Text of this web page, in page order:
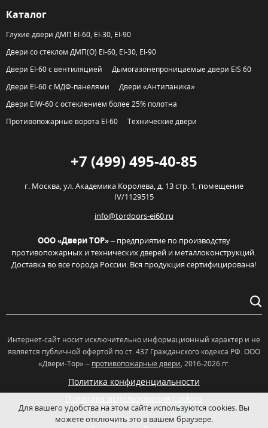
Каталог
Глухие двери ДМП EI-60, EI-30, EI-90
Двери со стеклом ДМП(О) EI-60, EI-30, EI-90
Двери EI-60 с вентиляцией
Дымогазонепроницаемые двери EIS 60
Двери EI-60 с МДФ-панелями
Двери «Антипаника»
Двери EIW-60 с остеклением более 25% полотна
Противопожарные ворота EI-60
Технические двери
+7 (499) 495-40-85
г. Москва,ул. Академика Королева, д. 13 стр. 1, помещение
IV/1129515
info@tordoors-ei60.ru
ООО «Двери ТОР»– предприятие по производству
противопожарных и технических дверей и металлоконструкций.
Доставка во все города России. Вся продукция сертифицирована!
Интернет-сайт носит исключительно информационный характер и не
является публичной офертой по ст. 437 Гражданского кодекса РФ. OOO
«Двери-Тор» – противопожарные двери, 2016-2026 гг.
Политика конфиденциальности
Для вашего удобства на этом сайте используются cookies. Вы
можете отключить это в вашем браузере.